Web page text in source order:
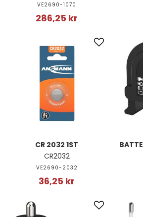
VE2690-1070
286,25 kr
CR 2032 1ST
CR2032
VE2690-2032
36,25 kr